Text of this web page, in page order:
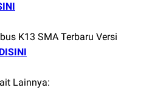
K13 SMA Terbaru Versi
Lainnya: